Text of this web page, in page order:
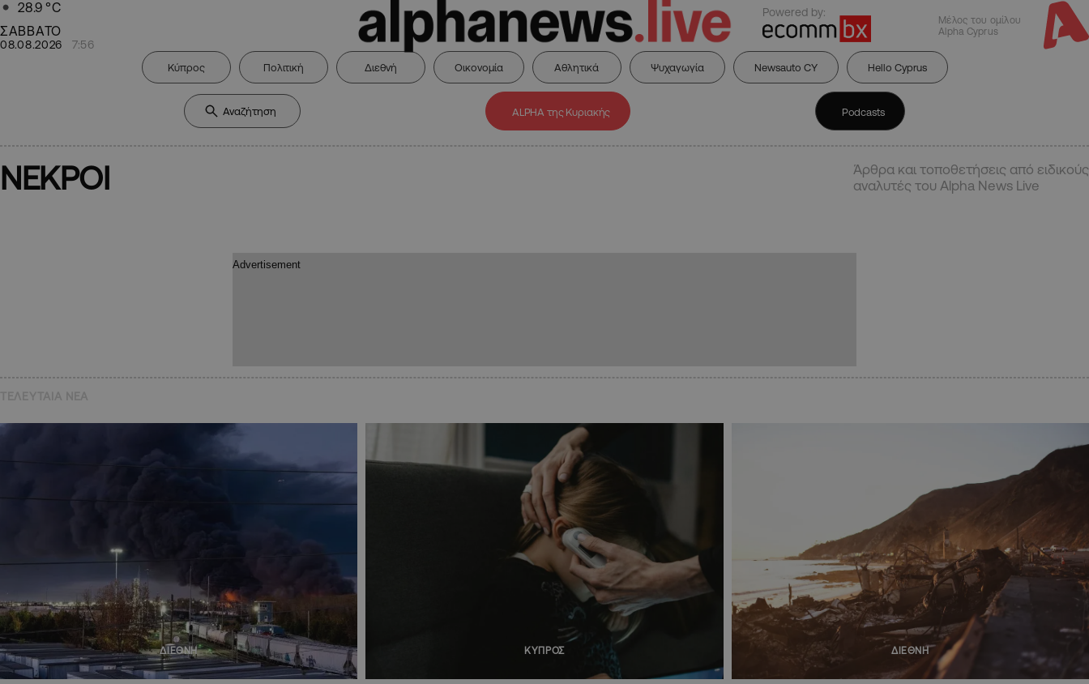
28.9 °C
ΣΑΒΒΑΤΟ
08.08.2026 7:56
Powered by:
Μέλος του ομίλου
Alpha Cyprus
Κύπρος Πολιτική Διεθνή Οικονομία Αθλητικά Ψυχαγωγία Newsauto CY Hello Cyprus
ALPHA της Κυριακής Podcasts
ΝΕΚΡΟΙ
Άρθρα και τοποθετήσεις από ειδικούς
αναλυτές του Alpha News Live
ΔΙΕΘΝΗ ΚΥΠΡΟΣ ΔΙΕΘΝΗ